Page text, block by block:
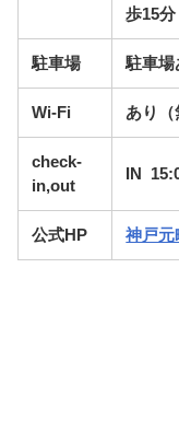
歩15分
駐車場 駐車場
Wi-Fi あり（
check-
in,out
IN
公式HP 神戸元